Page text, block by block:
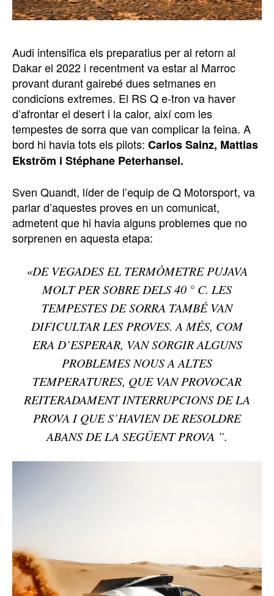
Audi intensifica els preparatius per al retorn al
Dakar el 2022 i recentment va estar al Marroc
provant durant gairebé dues setmanes en
condicions extremes. El RS Q e-tron va haver
d’afrontar el desert i la calor, així com les
tempestes de sorra que van complicar la feina. A
bord hi havia tots els pilots: Carlos Sainz, Mattias
Ekström i Stéphane Peterhansel.
Sven Quandt, líder de l’equip de Q Motorsport, va
parlar d’aquestes proves en un comunicat,
admetent que hi havia alguns problemes que no
sorprenen en aquesta etapa:
«DE VEGADES EL TERMÒMETRE PUJAVA
MOLT PER SOBRE DELS 40 ° C. LES
TEMPESTES DE SORRA TAMBÉ VAN
DIFICULTAR LES PROVES. A MÉS, COM
ERA D’ESPERAR, VAN SORGIR ALGUNS
PROBLEMES NOUS A ALTES
TEMPERATURES, QUE VAN PROVOCAR
REITERADAMENT INTERRUPCIONS DE LA
PROVA I QUE S’HAVIEN DE RESOLDRE
ABANS DE LA SEGÜENT PROVA ”.